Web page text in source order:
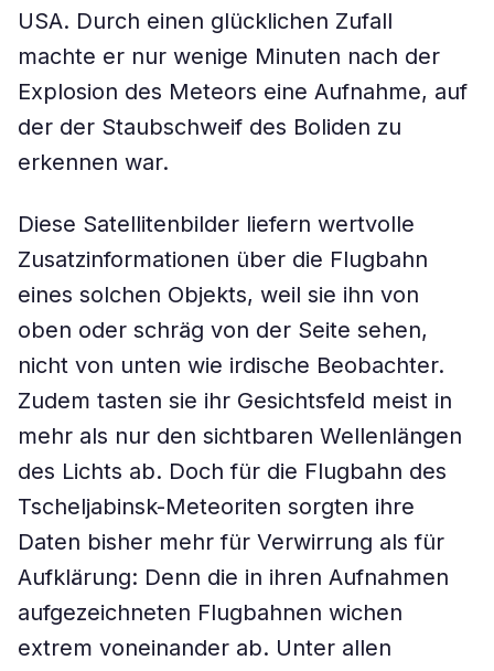
USA. Durch einen glücklichen Zufall
machte er nur wenige Minuten nach der
Explosion des Meteors eine Aufnahme, auf
der der Staubschweif des Boliden zu
erkennen war.
Diese Satellitenbilder liefern wertvolle
Zusatzinformationen über die Flugbahn
eines solchen Objekts, weil sie ihn von
oben oder schräg von der Seite sehen,
nicht von unten wie irdische Beobachter.
Zudem tasten sie ihr Gesichtsfeld meist in
mehr als nur den sichtbaren Wellenlängen
des Lichts ab. Doch für die Flugbahn des
Tscheljabinsk-Meteoriten sorgten ihre
Daten bisher mehr für Verwirrung als für
Aufklärung: Denn die in ihren Aufnahmen
aufgezeichneten Flugbahnen wichen
extrem voneinander ab. Unter allen